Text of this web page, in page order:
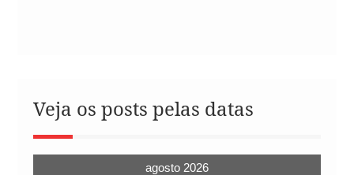
Veja os posts pelas datas
agosto 2026